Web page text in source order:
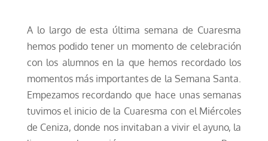
A lo largo de esta última semana de Cuaresma
hemos podido tener un momento de celebración
con los alumnos en la que hemos recordadolos
momentos más importantes de la Semana Santa.
Empezamos recordando que hace unas semanas
tuvimos el inicio de la Cuaresma con el Miércoles
de Ceniza, donde nos invitaban a vivir el ayuno, la